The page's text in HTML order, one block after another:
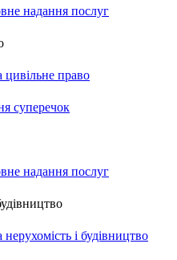
надання послуг
цивільне право
суперечок
надання послуг
і будівництво